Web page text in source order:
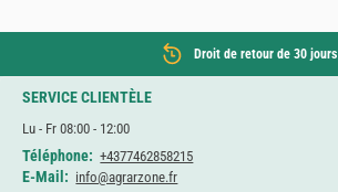
Droit de retour de 30 jours
SERVICE CLIENTÈLE
Lu - Fr 08:00 - 12:00
Téléphone: +4377462858215
E-Mail: info@agrarzone.fr